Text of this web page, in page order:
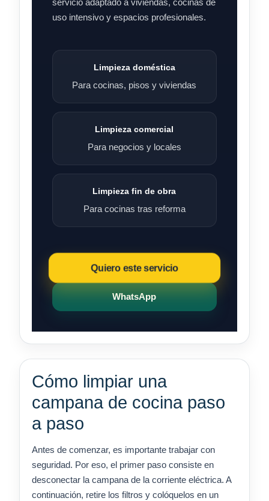
servicio adaptado a viviendas, cocinas de
uso intensivo y espacios profesionales.
Limpieza doméstica
Para cocinas, pisos y viviendas
Limpieza comercial
Para negocios y locales
Limpieza fin de obra
Para cocinas tras reforma
Quiero este servicio
WhatsApp
Cómo limpiar una
campana de cocina paso
a paso
Antes de comenzar, es importante trabajar con
seguridad. Por eso, el primer paso consiste en
desconectar la campana de la corriente eléctrica. A
continuación, retire los filtros y colóquelos en un